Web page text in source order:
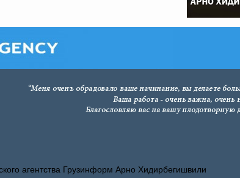
агентства Грузинформ Арно Хидирбегишвили